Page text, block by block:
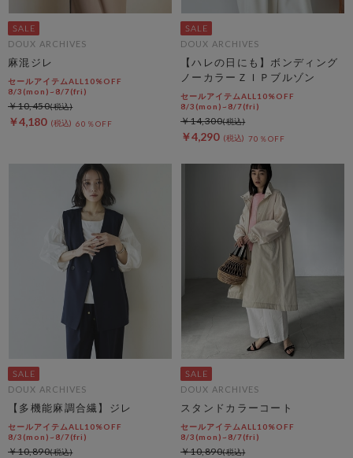
DOUX ARCHIVES
麻混ジレ
セールアイテムALL10%OFF
8/3(mon)~8/7(fri)
￥4,180 60％OFF
￥10,450
DOUX ARCHIVES
【ハレの日にも】ボンディング
ノーカラーＺＩＰブルゾン
セールアイテムALL10%OFF
8/3(mon)~8/7(fri)
￥4,290 70％OFF
￥14,300
DOUX ARCHIVES
【多機能麻調合繊】ジレ
セールアイテムALL10%OFF
8/3(mon)~8/7(fri)
￥10,890
DOUX ARCHIVES
スタンドカラーコート
セールアイテムALL10%OFF
8/3(mon)~8/7(fri)
￥10,890